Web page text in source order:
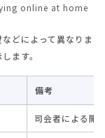
online at home
どによって異なりま
ます。
備考
司会者による開